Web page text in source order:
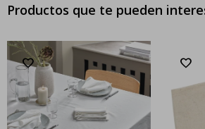
Productos que te pueden